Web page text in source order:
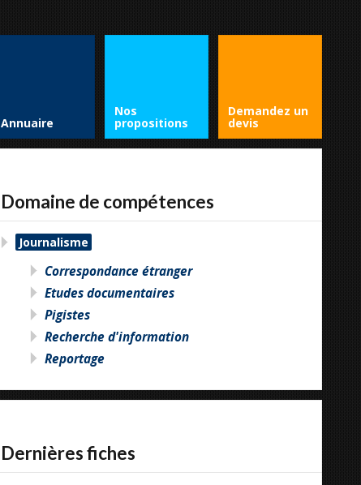
Annuaire
Nos
propositions
Demandez un
devis
Domaine de compétences
Journalisme
Correspondance étranger
Etudes documentaires
Pigistes
Recherche d'information
Reportage
Dernières fiches